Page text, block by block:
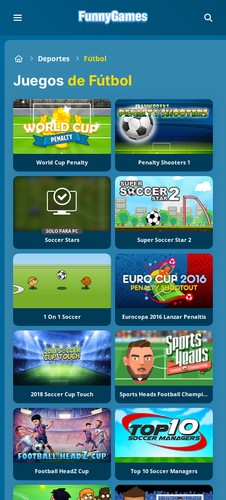
Deportes Fútbol
Juegos de Fútbol
World Cup Penalty Penalty Shooters 1
SOLO PARA PC
Soccer Stars Super Soccer Star 2
1 On 1 Soccer Eurocopa 2016 Lanzar Penaltis
2018 Soccer Cup Touch Sports Heads Football Championship
Football HeadZ Cup Top 10 Soccer Managers